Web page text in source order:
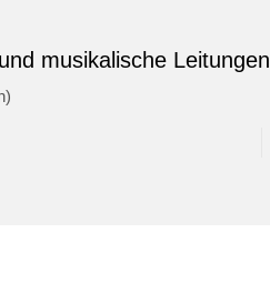
musikalische Leitungen